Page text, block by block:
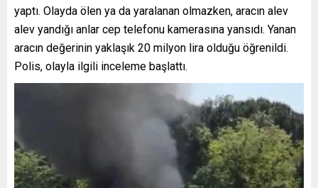
yaptı. Olayda ölen ya da yaralanan olmazken, aracın alev
alev yandığı anlar cep telefonu kamerasına yansıdı. Yanan
aracın değerinin yaklaşık 20 milyon lira olduğu öğrenildi.
Polis, olayla ilgili inceleme başlattı.